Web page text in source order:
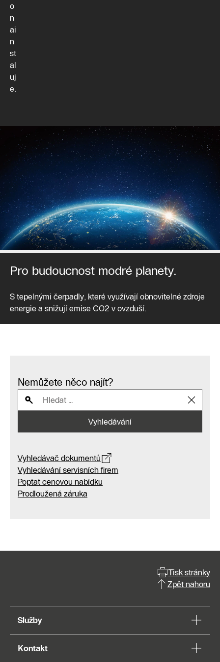
o
n
ai
n
st
al
uj
e.
Pro budoucnost modré planety.
S tepelnými čerpadly, které využívají obnovitelné zdroje
energie a snižují emise CO2 v ovzduší.
Nemůžete něco najít?
Vyhledávání
Vyhledávač dokumentů
Vyhledávání servisních firem
Poptat cenovou nabídku
Prodloužená záruka
Tisk stránky
Zpět nahoru
Služby
Kontakt